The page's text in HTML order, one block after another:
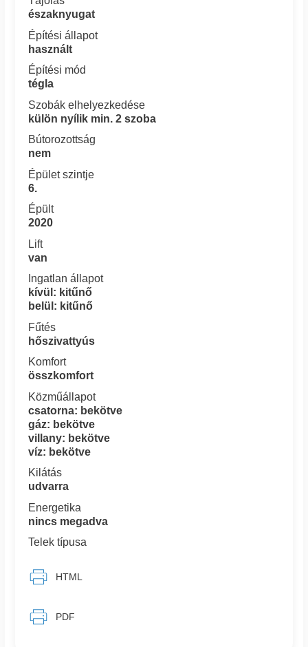
északnyugat
Építési állapot
használt
Építési mód
tégla
Szobák elhelyezkedése
külön nyílik min. 2 szoba
Bútorozottság
nem
Épület szintje
6.
Épült
2020
Lift
van
Ingatlan állapot
kívül: kitűnő
belül: kitűnő
Fűtés
hőszivattyús
Komfort
összkomfort
Közműállapot
csatorna: bekötve
gáz: bekötve
villany: bekötve
víz: bekötve
Kilátás
udvarra
Energetika
nincs megadva
Telek típusa
HTML
PDF